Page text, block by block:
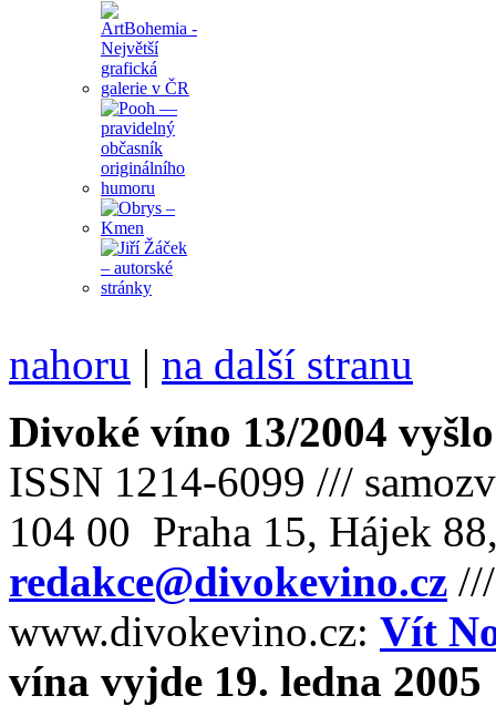
nahoru | na další stranu
Divoké víno 13/2004
ISSN 1214-6099 ///
104 00 Praha 15, Hájek
redakce@divokevino.cz
www.divokevino.cz: Vít
vína vyjde 19. ledna 2005